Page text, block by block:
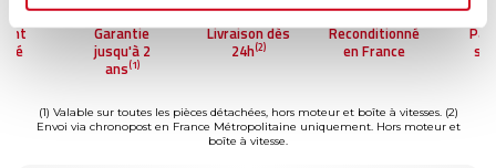
Garantie
jusqu'à 2
ans(1)
Livraison dès
24h(2)
Reconditionné
en France
(1) Valable sur toutes les pièces détachées, hors moteur et boîte à vitesses. (2)
Envoi via chronopost en France Métropolitaine uniquement. Hors moteur et
boîte à vitesse.